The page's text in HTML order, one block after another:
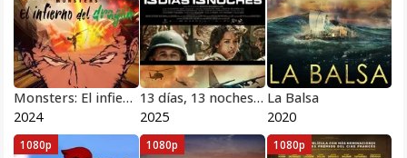
Monsters: El infierno del dragón
2024
13 días, 13 noches 2025
2025
La Balsa
2020
1080p 1080p 1080p